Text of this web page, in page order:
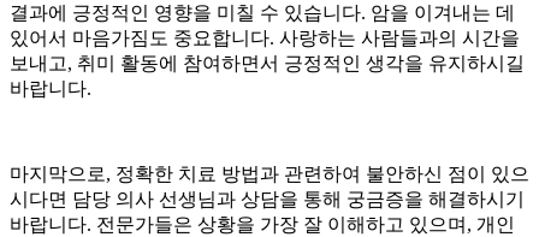
결과에 긍정적인 영향을 미칠 수 있습니다. 암을 이겨내는 데
있어서 마음가짐도 중요합니다. 사랑하는 사람들과의 시간을
보내고, 취미 활동에 참여하면서 긍정적인 생각을 유지하시길
바랍니다.
마지막으로, 정확한 치료 방법과 관련하여 불안하신 점이 있으
시다면 담당 의사 선생님과 상담을 통해 궁금증을 해결하시기
바랍니다. 전문가들은 상황을 가장 잘 이해하고 있으며, 개인